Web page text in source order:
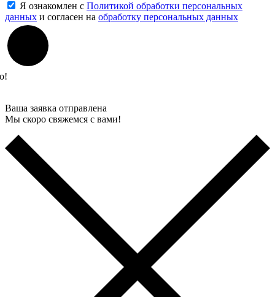
Я ознакомлен с Политикой обработки персональных
данных и согласен на обработку персональных данных
Ваша заявка отправлена
Мы скоро свяжемся с вами!